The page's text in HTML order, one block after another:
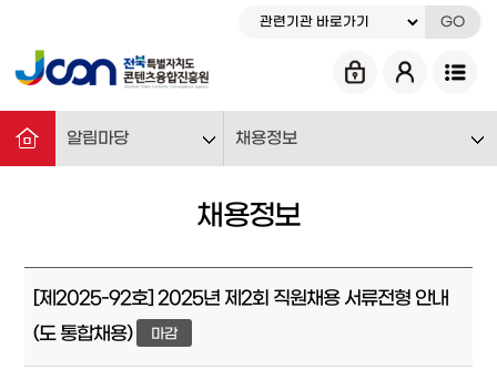
GO
알림마당 채용정보
채용정보
[제2025-92호] 2025년 제2회 직원채용 서류전형 안내
(도 통합채용)
마감